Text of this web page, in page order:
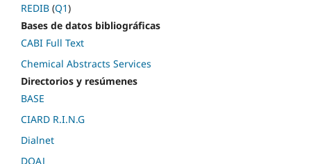
REDIB (Q1)
Bases de datos bibliográficas
CABI Full Text
Chemical Abstracts Services
Directorios y resúmenes
BASE
CIARD R.I.N.G
Dialnet
DOAJ